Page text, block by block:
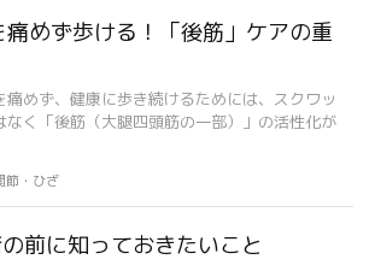
めず歩ける！「後筋」ケアの重
痛めず、健康に歩き続けるためには、スクワッ
なく「後筋（大腿四頭筋の一部）」の活性化が
節・ひざ
前に知っておきたいこと